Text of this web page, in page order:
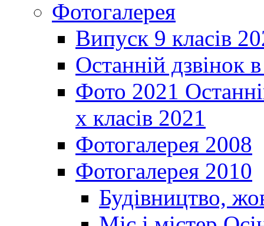
Фотогалерея
Випуск 9 класів
Останній дзвінок
Фото 2021
х класів 2021
Фотогалерея 2008
Фотогалерея 2010
Будівництво,